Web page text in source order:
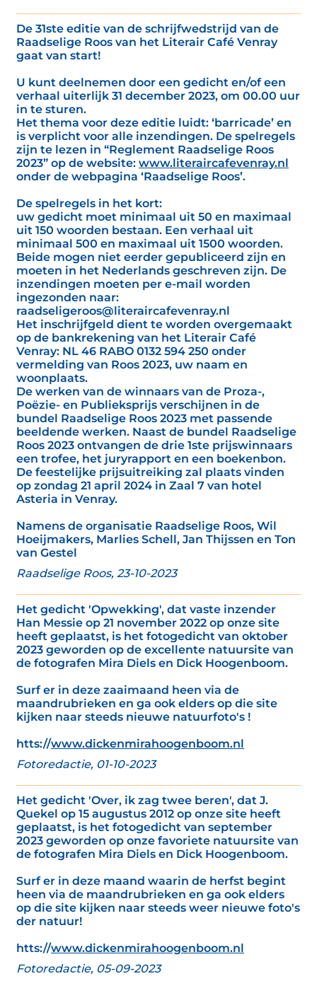
De 31ste editie van de schrijfwedstrijd van de
Raadselige Roos van het Literair Café Venray
gaat van start!
U kunt deelnemen door een gedicht en/of een
verhaal uiterlijk 31 december 2023, om 00.00 uur
in te sturen.
Het thema voor deze editie luidt: ‘barricade’ en
is verplicht voor alle inzendingen. De spelregels
zijn te lezen in “Reglement Raadselige Roos
2023” op de website: www.literaircafevenray.nl
onder de webpagina ‘Raadselige Roos’.
De spelregels in het kort:
uw gedicht moet minimaal uit 50 en maximaal
uit 150 woorden bestaan. Een verhaal uit
minimaal 500 en maximaal uit 1500 woorden.
Beide mogen niet eerder gepubliceerd zijn en
moeten in het Nederlands geschreven zijn. De
inzendingen moeten per e-mail worden
ingezonden naar:
raadseligeroos@literaircafevenray.nl
Het inschrijfgeld dient te worden overgemaakt
op de bankrekening van het Literair Café
Venray: NL 46 RABO 0132 594 250 onder
vermelding van Roos 2023, uw naam en
woonplaats.
De werken van de winnaars van de Proza-,
Poëzie- en Publieksprijs verschijnen in de
bundel Raadselige Roos 2023 met passende
beeldende werken. Naast de bundel Raadselige
Roos 2023 ontvangen de drie 1ste prijswinnaars
een trofee, het juryrapport en een boekenbon.
De feestelijke prijsuitreiking zal plaats vinden
op zondag 21 april 2024 in Zaal 7 van hotel
Asteria in Venray.
Namens de organisatie Raadselige Roos, Wil
Hoeijmakers, Marlies Schell, Jan Thijssen en Ton
van Gestel
Raadselige Roos, 23-10-2023
Het gedicht 'Opwekking', dat vaste inzender
Han Messie op 21 november 2022 op onze site
heeft geplaatst, is het fotogedicht van oktober
2023 geworden op de excellente natuursite van
de fotografen Mira Diels en Dick Hoogenboom.
Surf er in deze zaaimaand heen via de
maandrubrieken en ga ook elders op die site
kijken naar steeds nieuwe natuurfoto's !
htts://www.dickenmirahoogenboom.nl
Fotoredactie, 01-10-2023
Het gedicht 'Over, ik zag twee beren', dat J.
Quekel op 15 augustus 2012 op onze site heeft
geplaatst, is het fotogedicht van september
2023 geworden op onze favoriete natuursite van
de fotografen Mira Diels en Dick Hoogenboom.
Surf er in deze maand waarin de herfst begint
heen via de maandrubrieken en ga ook elders
op die site kijken naar steeds weer nieuwe foto's
der natuur!
htts://www.dickenmirahoogenboom.nl
Fotoredactie, 05-09-2023